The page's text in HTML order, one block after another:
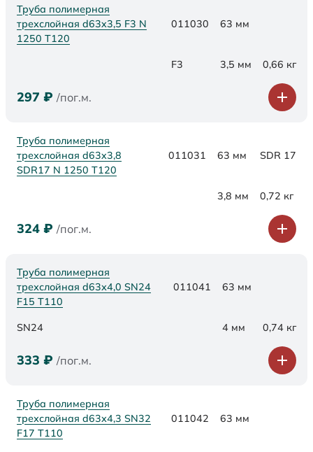
Труба полимерная
трехслойная d63x3,5 F3 N
1250 Т120
011030 63 мм
F3 3,5 мм 0,66 кг
297 ₽ /пог.м.
Труба полимерная
трехслойная d63x3,8
SDR17 N 1250 Т120
011031 63 мм SDR 17
3,8 мм 0,72 кг
324 ₽ /пог.м.
Труба полимерная
трехслойная d63х4,0 SN24
F15 Т110
011041 63 мм
SN24 4 мм 0,74 кг
333 ₽ /пог.м.
Труба полимерная
трехслойная d63х4,3 SN32
F17 Т110
011042 63 мм